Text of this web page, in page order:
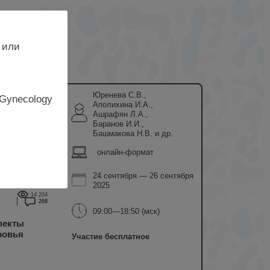
14 204
268
Юренева С.В.,
Аполихина И.А.,
Ашрафян Л.А.,
Баранов И.И.,
Башмакова Н.В. и др.
онлайн-формат
24 сентября — 26 сентября
2025
09:00—18:50 (мск)
Участие бесплатное
или